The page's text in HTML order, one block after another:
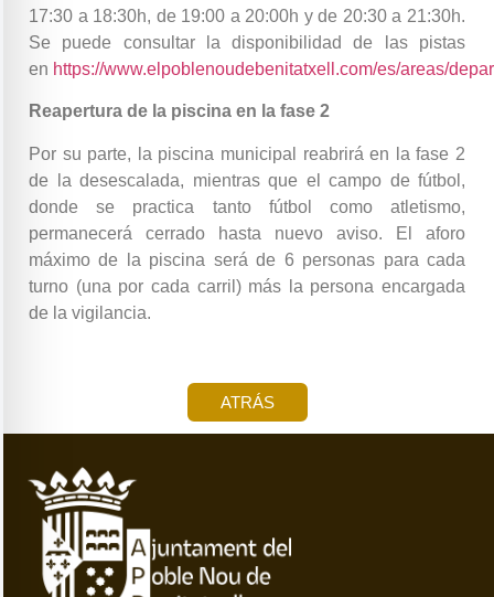
17:30 a 18:30h, de 19:00 a 20:00h y de 20:30 a 21:30h.
Se puede consultar la disponibilidad de las pistas
en https://www.elpoblenoudebenitatxell.com/es/areas/
Reapertura de la piscina en la fase 2
Por su parte, la piscina municipal reabrirá en la fase 2
de la desescalada, mientras que el campo de fútbol,
donde se practica tanto fútbol como atletismo,
permanecerá cerrado hasta nuevo aviso. El aforo
máximo de la piscina será de 6 personas para cada
turno (una por cada carril) más la persona encargada
de la vigilancia.
ATRÁS